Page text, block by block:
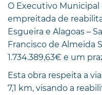
O Executivo
empreitada de
Esgueira e Alagoas –
Francisco de Almeida
1.734.389,63€ e um
Esta obra respeita a
7,1 km, visando a